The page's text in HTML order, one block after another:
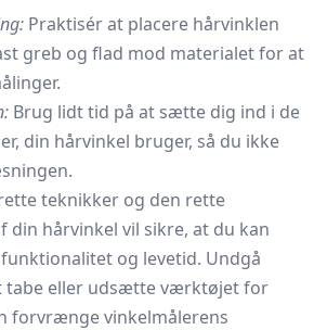
Praktisér at placere hårvinklen
greb og flad mod materialet for at
Brug lidt tid på at sætte dig ind i de
din hårvinkel bruger, så du ikke
teknikker og den rette
din hårvinkel vil sikre, at du kan
og levetid. Undgå
tabe eller udsætte værktøjet for
forvrænge vinkelmålerens